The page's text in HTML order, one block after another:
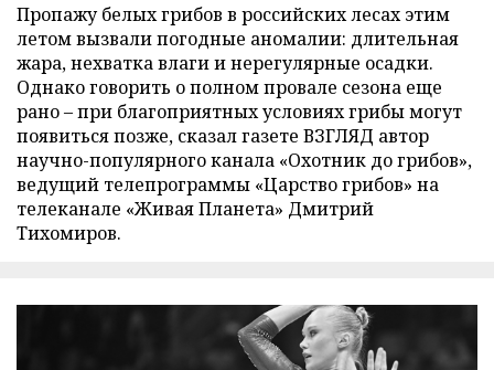
Пропажу белых грибов в российских лесах этим
летом вызвали погодные аномалии: длительная
жара, нехватка влаги и нерегулярные осадки.
Однако говорить о полном провале сезона еще
рано – при благоприятных условиях грибы могут
появиться позже, сказал газете ВЗГЛЯД автор
научно-популярного канала «Охотник до грибов»,
ведущий телепрограммы «Царство грибов» на
телеканале «Живая Планета» Дмитрий
Тихомиров.